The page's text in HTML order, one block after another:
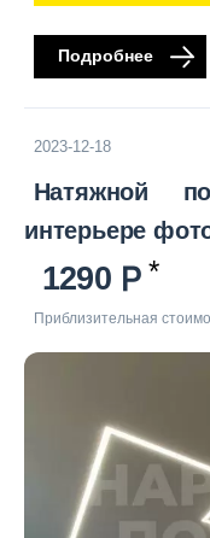
Подробнее
2023-12-18
Натяжной
интерьере
1290
Приблизительная